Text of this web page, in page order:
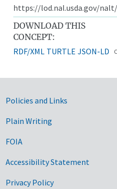
https://lod.nal.usda.gov/nalt/
DOWNLOAD THIS
CONCEPT:
RDF/XML TURTLE JSON-LD
Government
Policies and Links
Plain Writing
FOIA
Accessibility Statement
Privacy Policy